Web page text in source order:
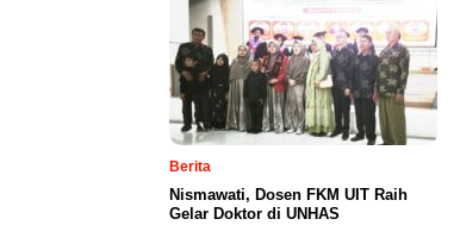
Berita
Nismawati, Dosen FKM UIT Raih
Gelar Doktor di UNHAS